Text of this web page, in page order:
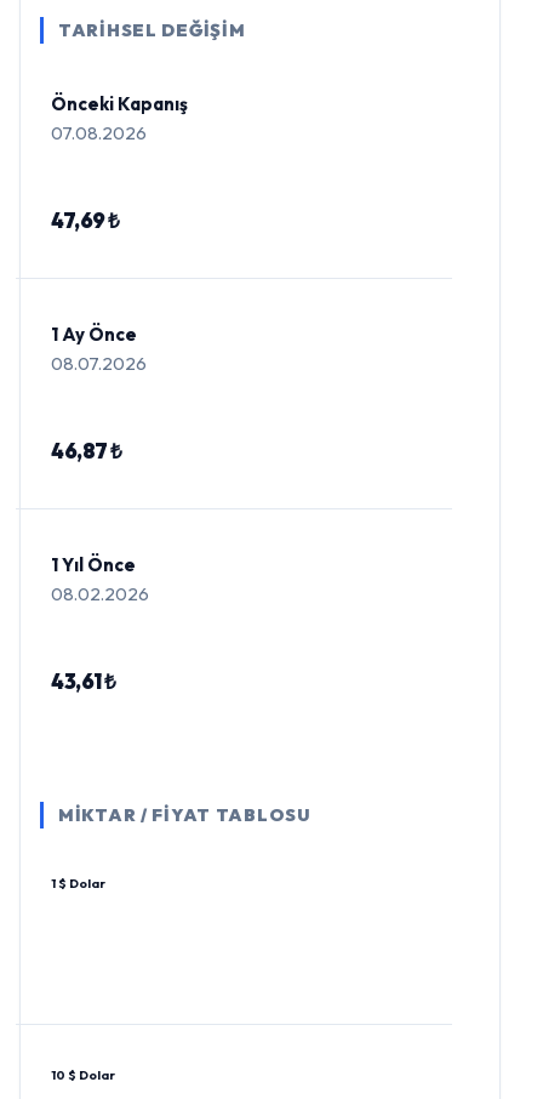
TARİHSEL DEĞİŞİM
Önceki Kapanış
07.08.2026
47,69 ₺
1 Ay Önce
08.07.2026
46,87 ₺
1 Yıl Önce
08.02.2026
43,61 ₺
MİKTAR / FİYAT TABLOSU
1 $ Dolar
10 $ Dolar